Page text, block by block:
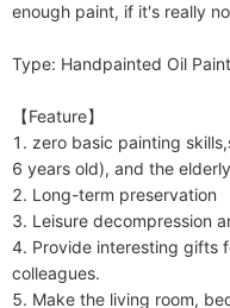
enough paint, if it's really
Type: Handpainted Oil
【Feature】
1. zero basic painting
6 years old), and the
2. Long-term preservation
3. Leisure decompression
4. Provide interesting gifts
colleagues.
5. Make the living room,